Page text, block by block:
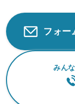
フォー
みん